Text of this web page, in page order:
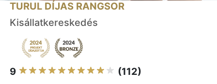
TURUL DÍJAS RANGSOR
Kisállatkereskedés
9 (112)